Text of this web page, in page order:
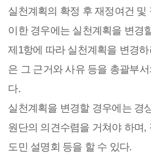
실천계획의 확정 후 재정여건 및
이한 경우에는 실천계획을 변경
제1항에 따라 실천계획을 변경
은 그 근거와 사유 등을 총괄부
다.
실천계획을 변경할 경우에는 경
원단의 의견수렴을 거쳐야 하며,
도민 설명회 등을 할 수 있다.